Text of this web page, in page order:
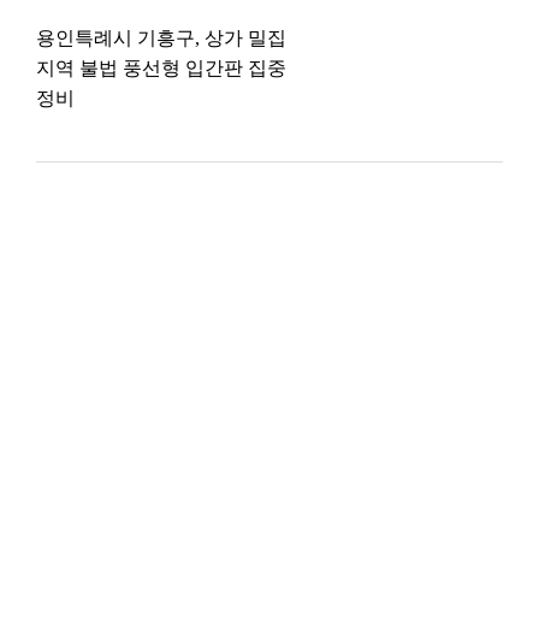
용인특례시 기흥구, 상가 밀집
지역 불법 풍선형 입간판 집중
정비